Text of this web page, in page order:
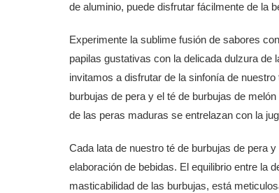
de aluminio, puede disfrutar fácilmente de la
Experimente la sublime fusión de sabores
papilas gustativas con la delicada dulzura
invitamos a disfrutar de la sinfonía de
burbujas de pera y el té de burbujas de
de las peras maduras se entrelazan con la
Cada lata de nuestro té de burbujas de pera
elaboración de bebidas. El equilibrio entre la
masticabilidad de las burbujas, está